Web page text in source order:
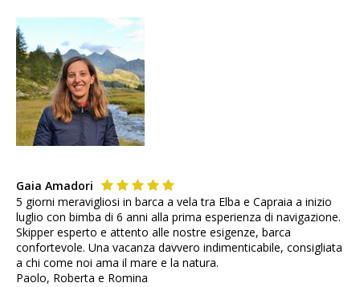
Gaia Amadori
5 giorni meravigliosi in barca a vela tra Elba e Capraia a inizio
luglio con bimba di 6 anni alla prima esperienza di navigazione.
Skipper esperto e attento alle nostre esigenze, barca
confortevole. Una vacanza davvero indimenticabile, consigliata
a chi come noi ama il mare e la natura.
Paolo, Roberta e Romina